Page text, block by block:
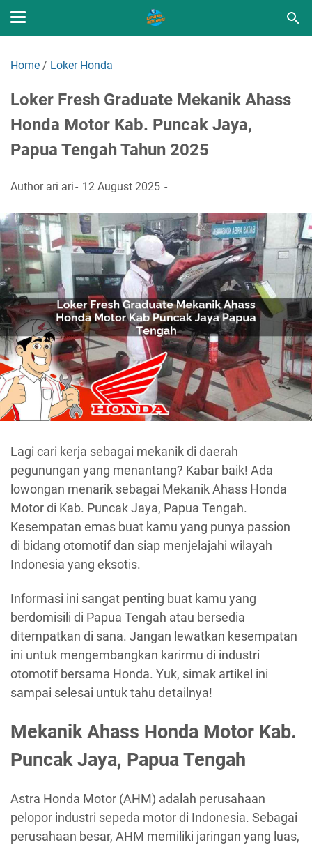
Home / Loker Honda
Loker Fresh Graduate Mekanik Ahass
Honda Motor Kab. Puncak Jaya,
Papua Tengah Tahun 2025
Author ari ari 12 August 2025
Lagi cari kerja sebagai mekanik di daerah
pegunungan yang menantang? Kabar baik! Ada
lowongan menarik sebagai Mekanik Ahass Honda
Motor di Kab. Puncak Jaya, Papua Tengah.
Kesempatan emas buat kamu yang punya passion
di bidang otomotif dan siap menjelajahi wilayah
Indonesia yang eksotis.
Informasi ini sangat penting buat kamu yang
berdomisili di Papua Tengah atau bersedia
ditempatkan di sana. Jangan lewatkan kesempatan
ini untuk mengembangkan karirmu di industri
otomotif bersama Honda. Yuk, simak artikel ini
sampai selesai untuk tahu detailnya!
Mekanik Ahass Honda Motor Kab.
Puncak Jaya, Papua Tengah
Astra Honda Motor (AHM) adalah perusahaan
pelopor industri sepeda motor di Indonesia. Sebagai
perusahaan besar, AHM memiliki jaringan yang luas,